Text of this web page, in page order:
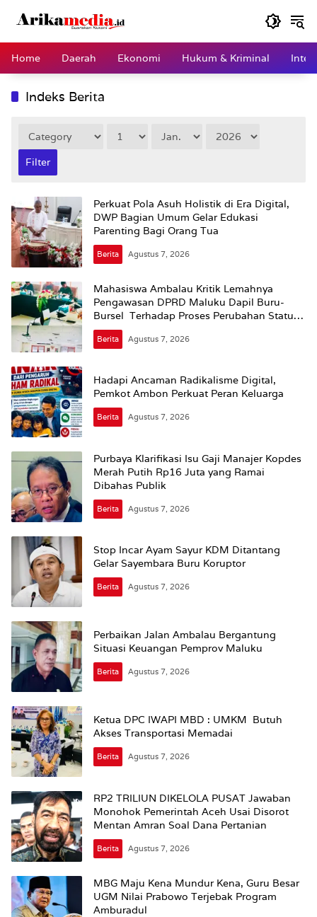
Home
Daerah Ekonomi Hukum & Kriminal
Indeks Berita
Perkuat Pola Asuh Holistik di Era Digital,
DWP Bagian Umum Gelar Edukasi
Parenting Bagi Orang Tua
Berita Agustus 7, 2026
Mahasiswa Ambalau Kritik Lemahnya
Pengawasan DPRD Maluku Dapil Buru-
Bursel Terhadap Proses Perubahan Status
Jalan
Berita Agustus 7, 2026
Hadapi Ancaman Radikalisme Digital,
Pemkot Ambon Perkuat Peran Keluarga
Berita Agustus 7, 2026
Purbaya Klarifikasi Isu Gaji Manajer Kopdes
Merah Putih Rp16 Juta yang Ramai
Dibahas Publik
Berita Agustus 7, 2026
Stop Incar Ayam Sayur KDM Ditantang
Gelar Sayembara Buru Koruptor
Berita Agustus 7, 2026
Perbaikan Jalan Ambalau Bergantung
Situasi Keuangan Pemprov Maluku
Berita Agustus 7, 2026
Ketua DPC IWAPI MBD : UMKM Butuh
Akses Transportasi Memadai
Berita Agustus 7, 2026
RP2 TRILIUN DIKELOLA PUSAT Jawaban
Monohok Pemerintah Aceh Usai Disorot
Mentan Amran Soal Dana Pertanian
Berita Agustus 7, 2026
MBG Maju Kena Mundur Kena, Guru Besar
UGM Nilai Prabowo Terjebak Program
Amburadul